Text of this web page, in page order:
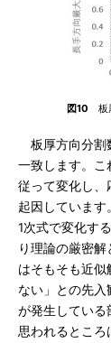
図10 板
板厚方向分割
一致します。こ
従って変化し、
起因しています
1次式で変化す
り理論の厳密
はそもそも近似
ない」との先入
が発生している
思われるところ